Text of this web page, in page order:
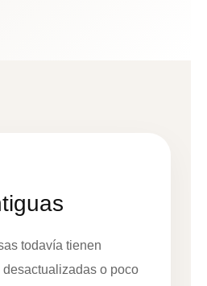
todavía tienen
o poco